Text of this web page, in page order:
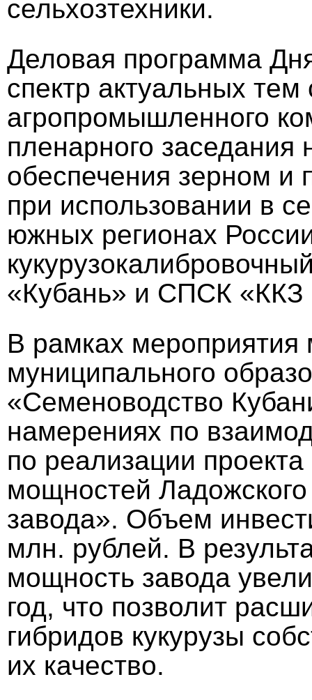
сельхозтехники.
Деловая программа
спектр актуальных
агропромышленного
пленарного
обеспечения зерном и
при использовании в
южных регионах
«Кубань» и СПСК «ККЗ
В рамках
муниципального
«Семеноводство
намерениях по
по реализации
мощностей Ладожского
завода». Объем
млн. рублей. В
мощность завода
год, что позволит
гибридов кукурузы
их качество.